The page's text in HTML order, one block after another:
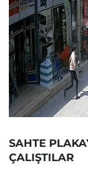
SAHTE
ÇALIŞTILAR